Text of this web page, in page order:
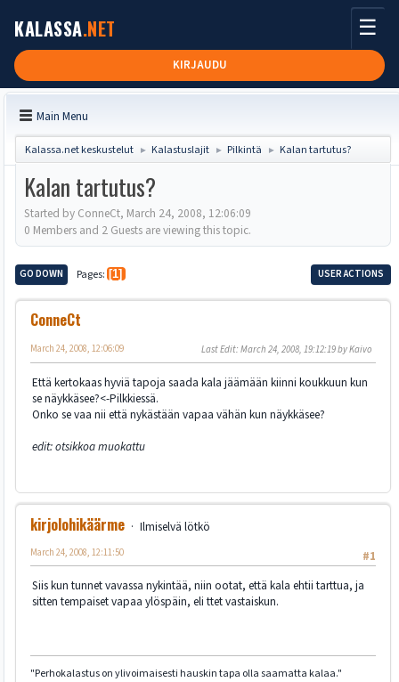
KALASSA.NET
KIRJAUDU
☰
Main Menu
Kalassa.net keskustelut ► Kalastuslajit ► Pilkintä ► Kalan tartutus?
Kalan tartutus?
Started by ConneCt, March 24, 2008, 12:06:09
0 Members and 2 Guests are viewing this topic.
GO DOWN Pages 1 USER ACTIONS
ConneCt
March 24, 2008, 12:06:09 Last Edit: March 24, 2008, 19:12:19 by Kaivo
Että kertokaas hyviä tapoja saada kala jäämään kiinni koukkuun kun
se näykkäsee?<-Pilkkiessä.
Onko se vaa nii että nykästään vapaa vähän kun näykkäsee?
edit: otsikkoa muokattu
kirjolohikäärme
Ilmiselvä lötkö
#1
March 24, 2008, 12:11:50
Siis kun tunnet vavassa nykintää, niin ootat, että kala ehtii tarttua, ja
sitten tempaiset vapaa ylöspäin, eli ttet vastaiskun.
"Perhokalastus on ylivoimaisesti hauskin tapa olla saamatta kalaa."